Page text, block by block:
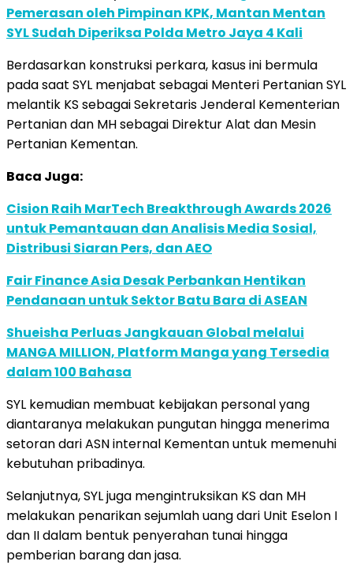
Pemerasan oleh Pimpinan KPK, Mantan Mentan
SYL Sudah Diperiksa Polda Metro Jaya 4 Kali
Berdasarkan konstruksi perkara, kasus ini bermula
pada saat SYL menjabat sebagai Menteri Pertanian SYL
melantik KS sebagai Sekretaris Jenderal Kementerian
Pertanian dan MH sebagai Direktur Alat dan Mesin
Pertanian Kementan.
Baca Juga:
Cision Raih MarTech Breakthrough Awards 2026
untuk Pemantauan dan Analisis Media Sosial,
Distribusi Siaran Pers, dan AEO
Fair Finance Asia Desak Perbankan Hentikan
Pendanaan untuk Sektor Batu Bara di ASEAN
Shueisha Perluas Jangkauan Global melalui
MANGA MILLION, Platform Manga yang Tersedia
dalam 100 Bahasa
SYL kemudian membuat kebijakan personal yang
diantaranya melakukan pungutan hingga menerima
setoran dari ASN internal Kementan untuk memenuhi
kebutuhan pribadinya.
Selanjutnya, SYL juga mengintruksikan KS dan MH
melakukan penarikan sejumlah uang dari Unit Eselon I
dan II dalam bentuk penyerahan tunai hingga
pemberian barang dan jasa.